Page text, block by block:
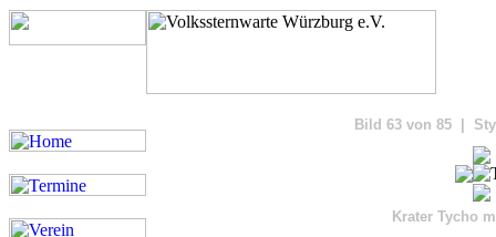
Bild 63 von 85 |
Krater Tycho